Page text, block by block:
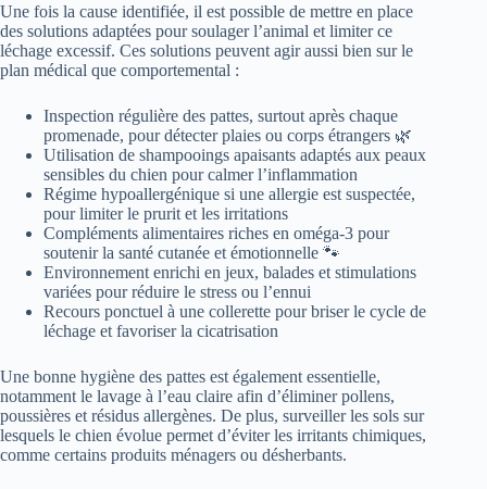
Une fois la cause identifiée, il est possible de mettre en place
des solutions adaptées pour soulager l’animal et limiter ce
léchage excessif. Ces solutions peuvent agir aussi bien sur le
plan médical que comportemental :
Inspection régulière des pattes, surtout après chaque
promenade, pour détecter plaies ou corps étrangers 🌿
Utilisation de shampooings apaisants adaptés aux peaux
sensibles du chien pour calmer l’inflammation
Régime hypoallergénique si une allergie est suspectée,
pour limiter le prurit et les irritations
Compléments alimentaires riches en oméga-3 pour
soutenir la santé cutanée et émotionnelle 🐾
Environnement enrichi en jeux, balades et stimulations
variées pour réduire le stress ou l’ennui
Recours ponctuel à une collerette pour briser le cycle de
léchage et favoriser la cicatrisation
Une bonne hygiène des pattes est également essentielle,
notamment le lavage à l’eau claire afin d’éliminer pollens,
poussières et résidus allergènes. De plus, surveiller les sols sur
lesquels le chien évolue permet d’éviter les irritants chimiques,
comme certains produits ménagers ou désherbants.